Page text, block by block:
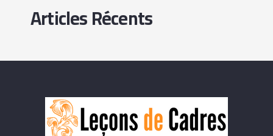
Articles Récents